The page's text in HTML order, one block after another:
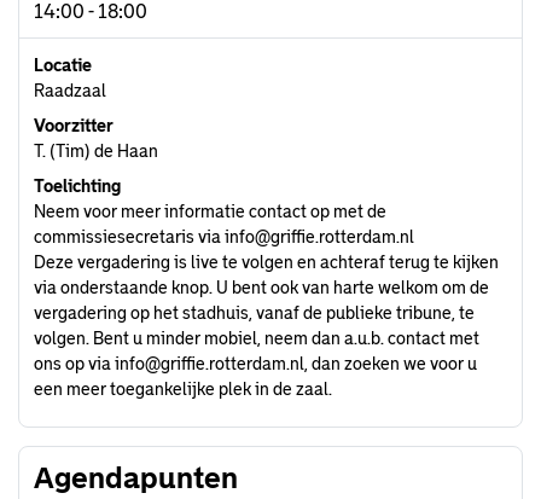
14:00 - 18:00
Locatie
Raadzaal
Voorzitter
T. (Tim) de Haan
Toelichting
Neem voor meer informatie contact op met de
commissiesecretaris via info@griffie.rotterdam.nl
Deze vergadering is live te volgen en achteraf terug te kijken
via onderstaande knop. U bent ook van harte welkom om de
vergadering op het stadhuis, vanaf de publieke tribune, te
volgen. Bent u minder mobiel, neem dan a.u.b. contact met
ons op via info@griffie.rotterdam.nl , dan zoeken we voor u
een meer toegankelijke plek in de zaal.
Agendapunten